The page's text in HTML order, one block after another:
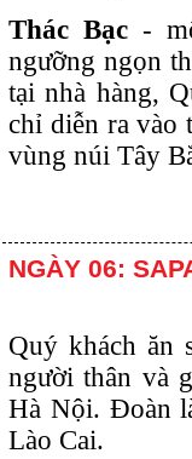
Thác Bạc -
ngưỡng ngọn
tại nhà hàng,
chỉ diễn ra vào
vùng núi Tây
NGÀY 06:
Quý khách ăn
người thân và
Hà Nội. Đoàn
Lào Cai.